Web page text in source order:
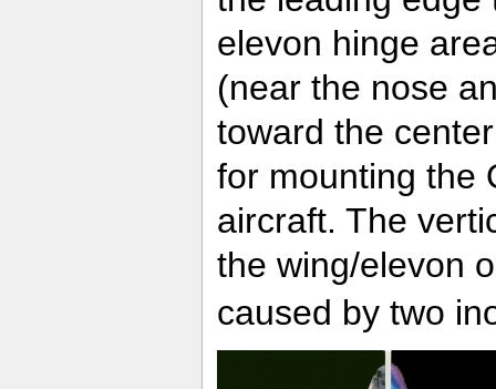
elevon hinge
(near the nose
toward the
for mounting the
aircraft. The
the wing/elevon
caused by two